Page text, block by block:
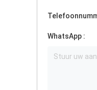
WhatsApp :